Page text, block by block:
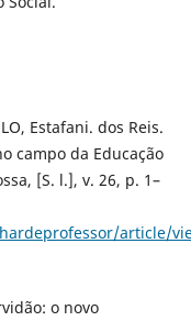
Estafani. dos Reis.
campo da Educação
[S. l.], v. 26, p. 1–
article/
o novo